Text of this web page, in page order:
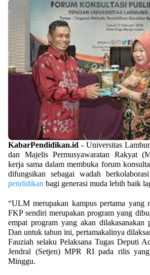
KabarPendidikan.id - Universitas
dan Majelis Permusyawaratan Rakyat
kerja sama dalam membuka forum
difungsikan sebagai wadah
pendidikan bagi generasi muda lebih baik
“ULM merupakan kampus pertama yang
FKP sendiri merupakan program yang
empat program yang akan dilakasanakan
Dan untuk tahun ini, pertamakalinya
Fauziah selaku Pelaksana Tugas Deputi
Jendral (Setjen) MPR RI pada rilis
Minggu.